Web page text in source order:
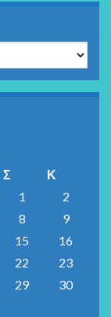
Σ
Κ
1
2
8
9
15
16
22
23
29
30